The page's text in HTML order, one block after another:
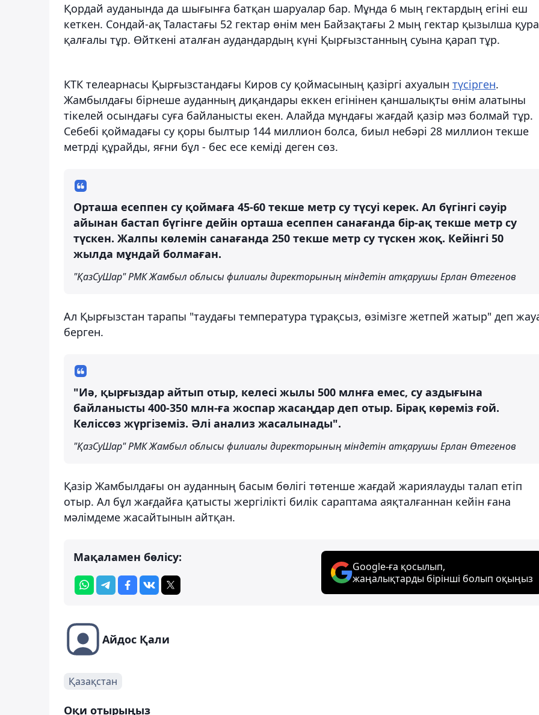
Қордай ауданында да шығынға батқан шаруалар бар. Мұнда 6 мың гектардың егіні еш
кеткен. Сондай-ақ Таластағы 52 гектар өнім мен Байзақтағы 2 мың гектар қызылша
қалғалы тұр. Өйткені аталған аудандардың күні Қырғызстанның суына қарап тұр.
КТК телеарнасы Қырғызстандағы Киров су қоймасының қазіргі ахуалын түсірген.
Жамбылдағы бірнеше ауданның диқандары еккен егінінен қаншалықты өнім алатыны
тікелей осындағы суға байланысты екен. Алайда мұндағы жағдай қазір мәз болмай тұр.
Себебі қоймадағы су қоры былтыр 144 миллион болса, биыл небәрі 28 миллион текше
метрді құрайды, яғни бұл - бес есе кеміді деген сөз.
Орташа есеппен су қоймаға 45-60 текше метр су түсуі керек. Ал бүгінгі сәуір
айынан бастап бүгінге дейін орташа есеппен санағанда бір-ақ текше метр су
түскен. Жалпы көлемін санағанда 250 текше метр су түскен жоқ. Кейінгі 50
жылда мұндай болмаған.
"ҚазСуШар" РМК Жамбыл облысы филиалы директорының міндетін атқарушы Ерлан Өтегенов
Ал Қырғызстан тарапы "таудағы температура тұрақсыз, өзімізге жетпей жатыр" деп
берген.
"Иә, қырғыздар айтып отыр, келесі жылы 500 млнға емес, су аздығына
байланысты 400-350 млн-ға жоспар жасаңдар деп отыр. Бірақ көреміз ғой.
Келіссөз жүргіземіз. Әлі анализ жасалынады".
"ҚазСуШар" РМК Жамбыл облысы филиалы директорының міндетін атқарушы Ерлан Өтегенов
Қазір Жамбылдағы он ауданның басым бөлігі төтенше жағдай жариялауды талап етіп
отыр. Ал бұл жағдайға қатысты жергілікті билік сараптама аяқталғаннан кейін ғана
мәлімдеме жасайтынын айтқан.
Мақаламен бөлісу:
Google-ға қосылып,
жаңалықтарды бірінші болып оқыңыз
Айдос Қали
Қазақстан
Оқи отырыңыз